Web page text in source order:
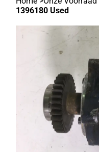
1396180 Used